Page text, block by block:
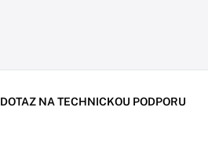
DOTAZ NA TECHNICKOU PODPORU